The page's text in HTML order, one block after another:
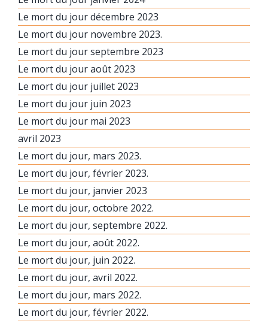
Le mort du jour décembre 2023
Le mort du jour novembre 2023.
Le mort du jour septembre 2023
Le mort du jour août 2023
Le mort du jour juillet 2023
Le mort du jour juin 2023
Le mort du jour mai 2023
avril 2023
Le mort du jour, mars 2023.
Le mort du jour, février 2023.
Le mort du jour, janvier 2023
Le mort du jour, octobre 2022.
Le mort du jour, septembre 2022.
Le mort du jour, août 2022.
Le mort du jour, juin 2022.
Le mort du jour, avril 2022.
Le mort du jour, mars 2022.
Le mort du jour, février 2022.